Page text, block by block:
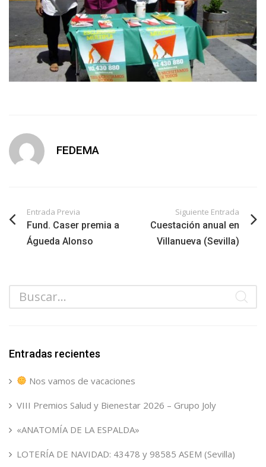
FEDEMA
Entrada Previa
Fund. Caser premia a
Águeda Alonso
Siguiente Entrada
Cuestación anual en
Villanueva (Sevilla)
Entradas recientes
Nos vamos de vacaciones
VIII Premios Salud y Bienestar 2026 – Grupo Joly
«ANATOMÍA DE LA ESPALDA»
LOTERÍA DE NAVIDAD: 43478 y 98585 ASEM (Sevilla)